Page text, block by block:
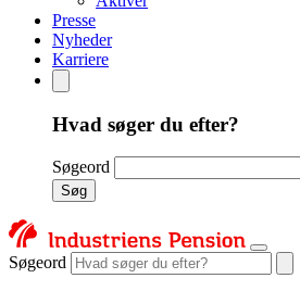
Presse
Nyheder
Karriere
Hvad søger du efter?
Søgeord
Søg
Søgeord